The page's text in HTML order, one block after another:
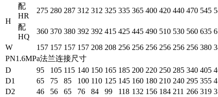
H
配
HR
275 280 287 312 312 325 335 365 400 420 440 470 545
配
HQ
360 370 380 392 392 415 425 445 490 510 530 560 635
W
157 157 157 157 208 208 256 256 256 256 256 256 380
PN1.6MPa法兰连接尺寸
D
95 105 115 140 150 165 185 200 220 250 285 340 405
D1
65 75 85 100 110 125 145 160 180 210 240 295 355
D2
46 56 65 76 84 99 118 132 156 184 211 266 319